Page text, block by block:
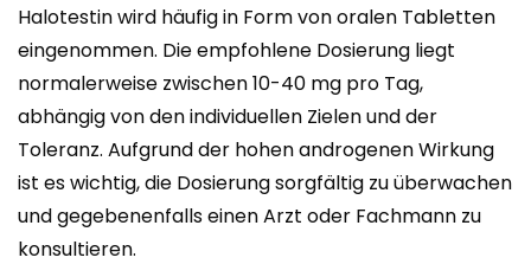
Halotestin wird häufig in Form von oralen Tabletten
eingenommen. Die empfohlene Dosierung liegt
normalerweise zwischen 10-40 mg pro Tag,
abhängig von den individuellen Zielen und der
Toleranz. Aufgrund der hohen androgenen Wirkung
ist es wichtig, die Dosierung sorgfältig zu überwachen
und gegebenenfalls einen Arzt oder Fachmann zu
konsultieren.